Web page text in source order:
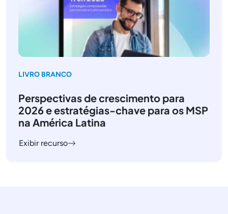
LIVRO BRANCO
Perspectivas de crescimento para
2026 e estratégias-chave para os MSP
na América Latina
Exibir recurso